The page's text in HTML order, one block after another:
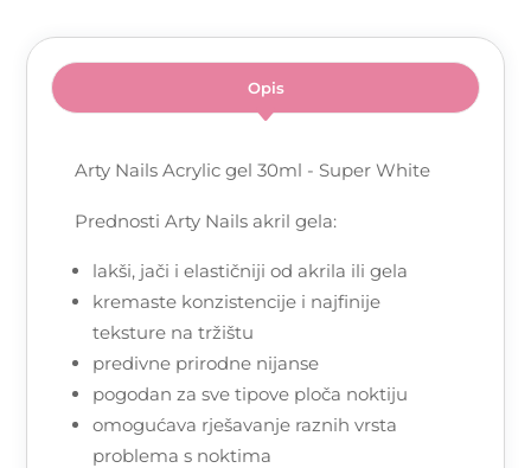
Opis
Arty Nails Acrylic gel 30ml - Super White
Prednosti Arty Nails akril gela:
lakši, jači i elastičniji od akrila ili gela
kremaste konzistencije i najfinije
teksture na tržištu
predivne prirodne nijanse
pogodan za sve tipove ploča noktiju
omogućava rješavanje raznih vrsta
problema s noktima